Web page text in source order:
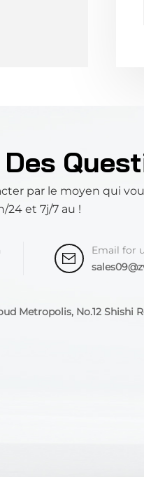
par le moyen qui
24 et 7j/7 au !
Email for
Metropolis, No.12 Shishi